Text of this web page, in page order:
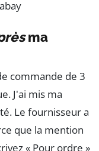
ma
commande de 3
J'ai mis ma
Le fournisseur a
que la mention
« Pour ordre »